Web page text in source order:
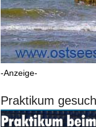
-Anzeige-
Praktikum